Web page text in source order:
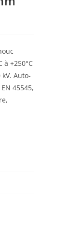
à +250°C
Auto-
45545,